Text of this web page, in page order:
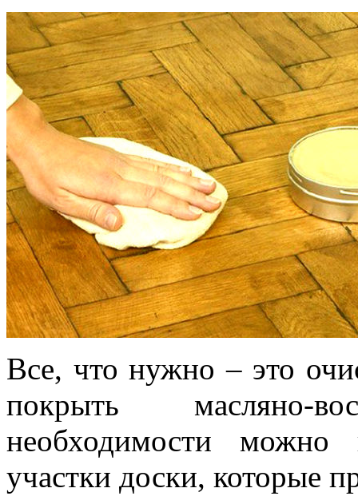
Все, что нужно – это
покрыть масляно-
необходимости можно
участки доски, которые